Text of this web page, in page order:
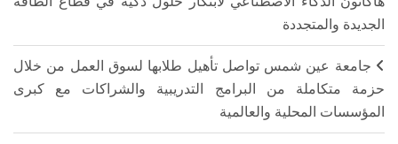
الجديدة والمتجددة
جامعة عين شمس تواصل تأهيل طلابها لسوق العمل من خلال
حزمة متكاملة من البرامج التدريبية والشراكات مع كبرى
المؤسسات المحلية والعالمية